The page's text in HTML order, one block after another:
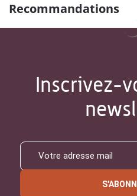
Recommandations
Inscrivez-